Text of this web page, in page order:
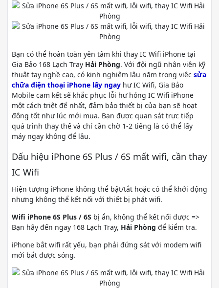
Bạn có thể hoàn toàn yên tâm khi thay IC Wifi iPhone tại
Gia Bảo 168 Lạch Tray Hải Phòng. Với đội ngũ nhân viên kỹ
thuật tay nghề cao, có kinh nghiệm lâu năm trong việc sửa
chữa điện thoại iPhone lấy ngay hư IC Wifi, Gia Bảo
Mobile cam kết sẽ khắc phục lỗi hư hỏng IC Wifi iPhone
một cách triệt để nhất, đảm bảo thiết bị của bạn sẽ hoạt
động tốt như lúc mới mua. Bạn được quan sát trực tiếp
quá trình thay thế và chỉ cần chờ 1-2 tiếng là có thể lấy
máy ngay không để lâu.
Dấu hiệu iPhone 6S Plus / 6S mất wifi, cần thay
IC Wifi
Hiện tượng iPhone không thể bật/tắt hoặc có thể khởi động
nhưng không thể kết nối với thiết bị phát wifi.
Wifi iPhone 6S Plus / 6S bị ẩn, không thể kết nối được =>
Bạn hãy đến ngay 168 Lạch Tray, Hải Phòng để kiểm tra.
iPhone bắt wifi rất yếu, bạn phải đứng sát với modem wifi
mới bắt được sóng.